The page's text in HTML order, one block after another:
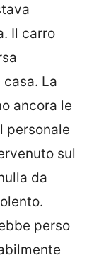
Il carro
La
ancora le
personale
sul
da
perso